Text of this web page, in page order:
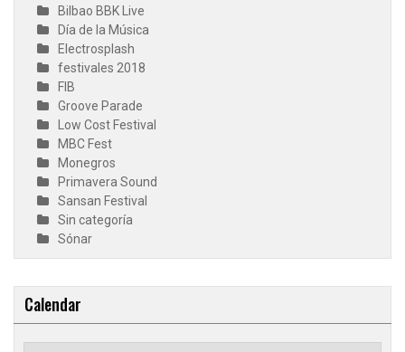
Bilbao BBK Live
Día de la Música
Electrosplash
festivales 2018
FIB
Groove Parade
Low Cost Festival
MBC Fest
Monegros
Primavera Sound
Sansan Festival
Sin categoría
Sónar
Calendar